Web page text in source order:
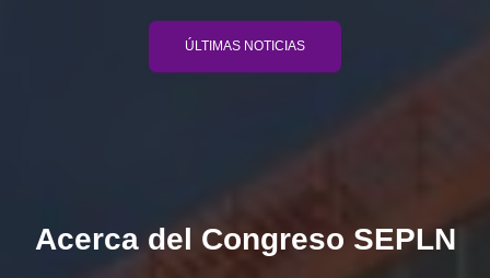
ÚLTIMAS NOTICIAS
Acerca del Congreso SEPLN